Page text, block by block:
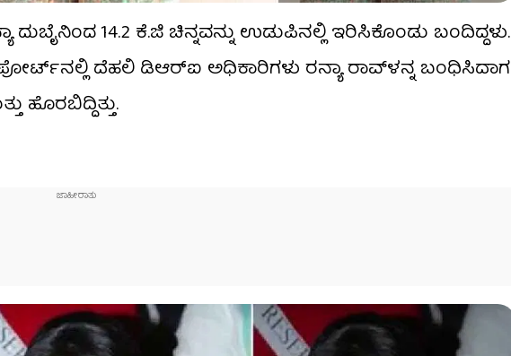
14.2 ಕೆ.ಜಿ ಚಿನ್ನವನ್ನು ಉಡುಪಿನಲ್ಲಿ ಇರಿಸಿಕೊಂಡು ಬಂದಿದ್ದಳು.
ದೆಹಲಿ ಡಿಆರ್​ಐ ಅಧಿಕಾರಿಗಳು ರನ್ಯಾ ರಾವ್​ಳನ್ನ ಬಂಧಿಸಿದಾಗ